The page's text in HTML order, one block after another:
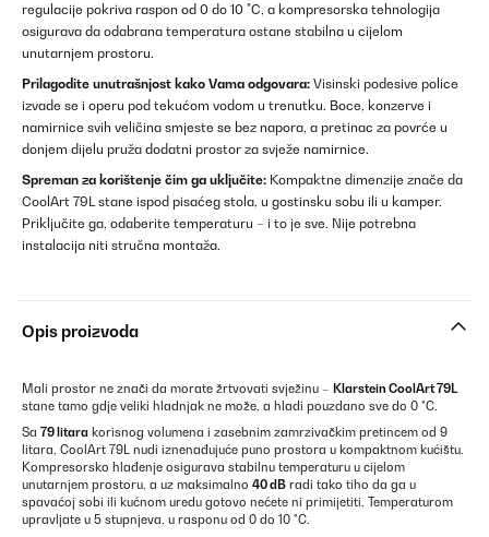
regulacije pokriva raspon od 0 do 10 °C, a kompresorska tehnologija
osigurava da odabrana temperatura ostane stabilna u cijelom
unutarnjem prostoru.
Prilagodite unutrašnjost kako Vama odgovara: Visinski podesive police
izvade se i operu pod tekućom vodom u trenutku. Boce, konzerve i
namirnice svih veličina smjeste se bez napora, a pretinac za povrće u
donjem dijelu pruža dodatni prostor za svježe namirnice.
Spreman za korištenje čim ga uključite: Kompaktne dimenzije znače da
CoolArt 79L stane ispod pisaćeg stola, u gostinsku sobu ili u kamper.
Priključite ga, odaberite temperaturu – i to je sve. Nije potrebna
instalacija niti stručna montaža.
Opis proizvoda
Mali prostor ne znači da morate žrtvovati svježinu – Klarstein CoolArt 79L
stane tamo gdje veliki hladnjak ne može, a hladi pouzdano sve do 0 °C.
Sa 79 litara korisnog volumena i zasebnim zamrzivačkim pretincem od 9
litara, CoolArt 79L nudi iznenađujuće puno prostora u kompaktnom kućištu.
Kompresorsko hlađenje osigurava stabilnu temperaturu u cijelom
unutarnjem prostoru, a uz maksimalno 40 dB radi tako tiho da ga u
spavaćoj sobi ili kućnom uredu gotovo nećete ni primijetiti. Temperaturom
upravljate u 5 stupnjeva, u rasponu od 0 do 10 °C.